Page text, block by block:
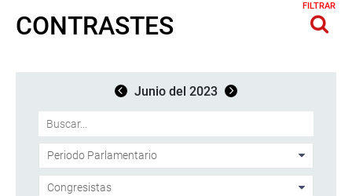
CONTRASTES
FILTRAR
Junio del 2023